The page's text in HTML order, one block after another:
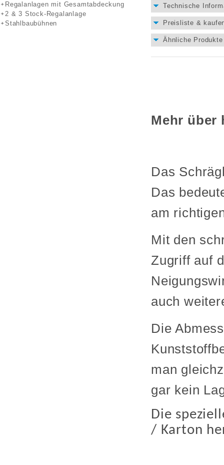
Regalanlagen mit Gesamtabdeckung
2 & 3 Stock-Regalanlage
Stahlbaubühnen
Technische
Preisliste &
Ähnliche
Mehr über
Das
Das
am
Mit den
Zugriff auf
auch
Die
man
gar kein
Die
/ Karton